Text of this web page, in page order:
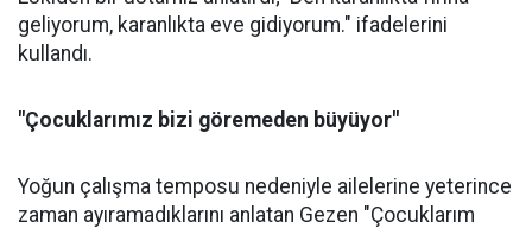
geliyorum, karanlıkta eve gidiyorum." ifadelerini
kullandı.
"Çocuklarımız bizi göremeden büyüyor"
Yoğun çalışma temposu nedeniyle ailelerine yeterince
zaman ayıramadıklarını anlatan Gezen "Çocuklarım